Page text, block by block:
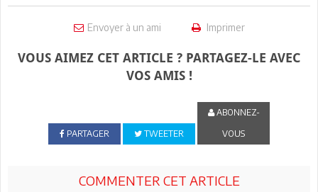
Envoyer à un ami Imprimer
VOUS AIMEZ CET ARTICLE ? PARTAGEZ-LE AVEC
VOS AMIS !
PARTAGER TWEETER
ABONNEZ-
VOUS
COMMENTER CET ARTICLE